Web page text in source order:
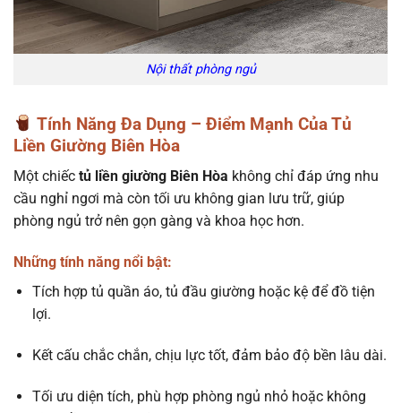
Nội thất phòng ngủ
Tính Năng Đa Dụng – Điểm Mạnh Của Tủ
Liền Giường Biên Hòa
Một chiếc tủ liền giường Biên Hòa không chỉ đáp ứng nhu
cầu nghỉ ngơi mà còn tối ưu không gian lưu trữ, giúp
phòng ngủ trở nên gọn gàng và khoa học hơn.
Những tính năng nổi bật:
Tích hợp tủ quần áo, tủ đầu giường hoặc kệ để đồ tiện
lợi.
Kết cấu chắc chắn, chịu lực tốt, đảm bảo độ bền lâu dài.
Tối ưu diện tích, phù hợp phòng ngủ nhỏ hoặc không